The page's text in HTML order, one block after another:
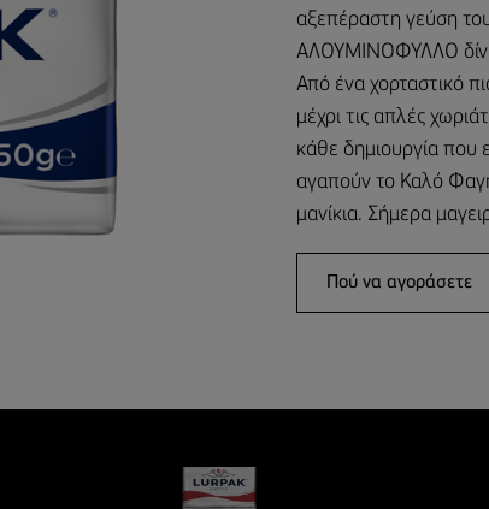
αξεπέραστη γεύση
ΑΛΟΥΜΙΝΟΦΥΛΛΟ
Από ένα χορταστικό
μέχρι τις απλές
κάθε δημιουργία που
αγαπούν το Καλό
μανίκια. Σήμερα
Πού να αγοράσετε